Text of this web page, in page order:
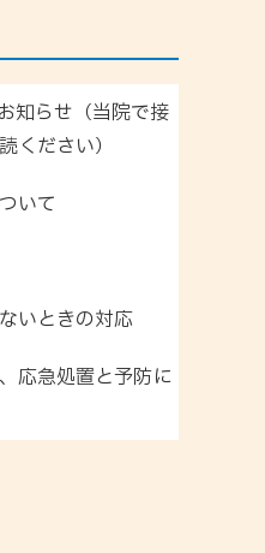
知らせ（当院で接
ください）
いて
いときの対応
応急処置と予防に